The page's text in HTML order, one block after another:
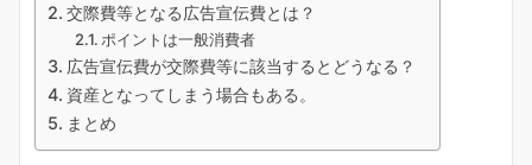
交際費等となる広告宣伝費とは？
ポイントは一般消費者
広告宣伝費が交際費等に該当するとどうなる？
資産となってしまう場合もある。
まとめ